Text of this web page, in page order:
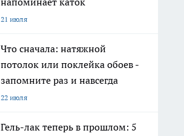
21 июля
Что сначала: натяжной
потолок или поклейка обоев -
запомните раз и навсегда
22 июля
Гель-лак теперь в прошлом: 5